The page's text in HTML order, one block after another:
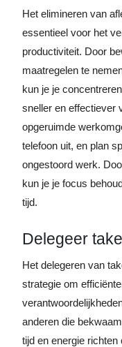
Het elimineren van
essentieel voor het
productiviteit. Door
maatregelen te
kun je je
sneller en effectiever
opgeruimde
telefoon uit, en plan
ongestoord werk.
kun je je focus
tijd.
Delegeer
Het delegeren van
strategie om
anderen die
tijd en energie